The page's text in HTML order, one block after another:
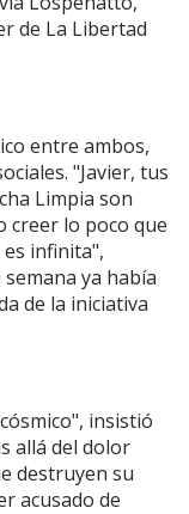
de La Libertad
entre ambos,
"Javier, tus
Limpia son
creer lo poco que
es infinita",
ya había
de la iniciativa
insistió
allá del dolor
destruyen su
acusado de